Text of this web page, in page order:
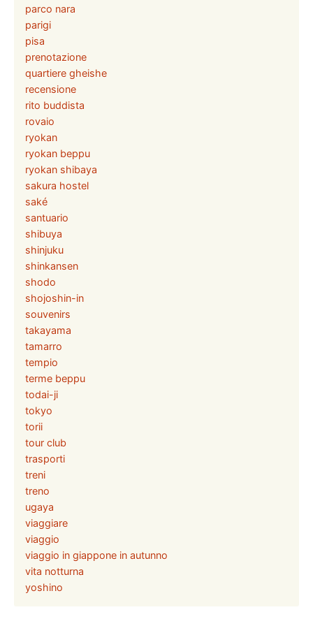
parco nara
parigi
pisa
prenotazione
quartiere gheishe
recensione
rito buddista
rovaio
ryokan
ryokan beppu
ryokan shibaya
sakura hostel
saké
santuario
shibuya
shinjuku
shinkansen
shodo
shojoshin-in
souvenirs
takayama
tamarro
tempio
terme beppu
todai-ji
tokyo
torii
tour club
trasporti
treni
treno
ugaya
viaggiare
viaggio
viaggio in giappone in autunno
vita notturna
yoshino